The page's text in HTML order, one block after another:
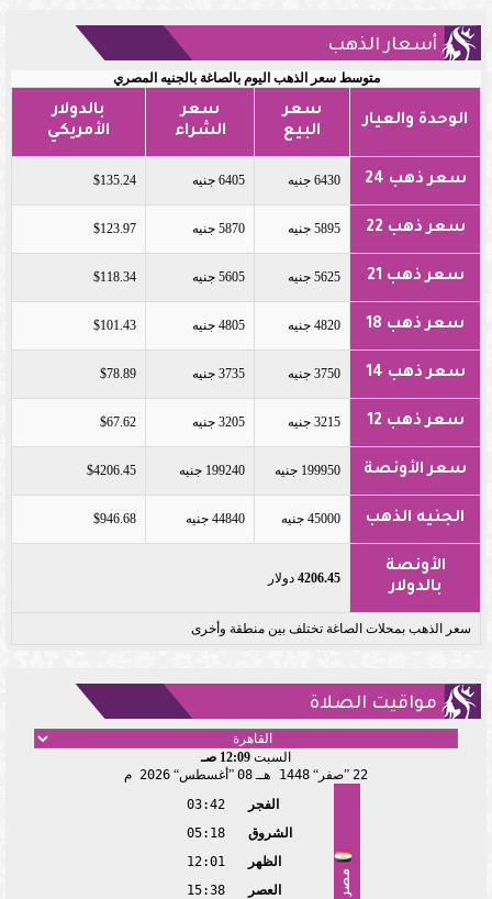
أسعار الذهب
متوسط سعر الذهب اليوم بالصاغة بالجنيه المصري
الوحدة والعيار
سعر
البيع
سعر
الشراء
بالدولار
الأمريكي
سعر ذهب 24 6430 جنيه 6405 جنيه $135.24
سعر ذهب 22 5895 جنيه 5870 جنيه $123.97
سعر ذهب 21 5625 جنيه 5605 جنيه $118.34
سعر ذهب 18 4820 جنيه 4805 جنيه $101.43
سعر ذهب 14 3750 جنيه 3735 جنيه $78.89
سعر ذهب 12 3215 جنيه 3205 جنيه $67.62
سعر الأونصة 199950 جنيه 199240 جنيه $4206.45
الجنيه الذهب 45000 جنيه 44840 جنيه $946.68
الأونصة
بالدولار
4206.45 دولار
سعر الذهب بمحلات الصاغة تختلف بين منطقة وأخرى
مواقيت الصلاة
السبت 12:09 صـ
22 صفر 1448 هـ 08 أغسطس 2026 م
مصر
الفجر
03:42
الشروق
05:18
الظهر
12:01
العصر
15:38